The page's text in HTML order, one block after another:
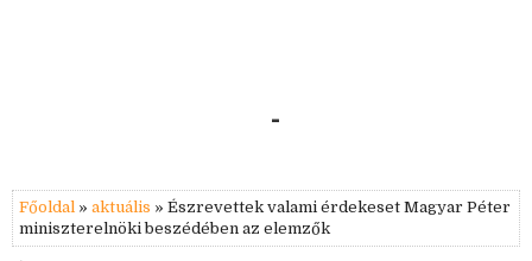
-
Főoldal » aktuális » Észrevettek valami érdekeset Magyar Péter
miniszterelnöki beszédében az elemzők